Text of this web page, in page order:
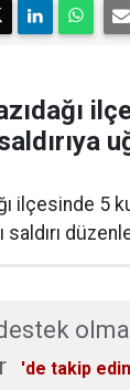
ilçesinde 5
saldırı
'de takip edin